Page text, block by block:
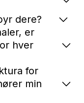
dere?
er
hver
for
min